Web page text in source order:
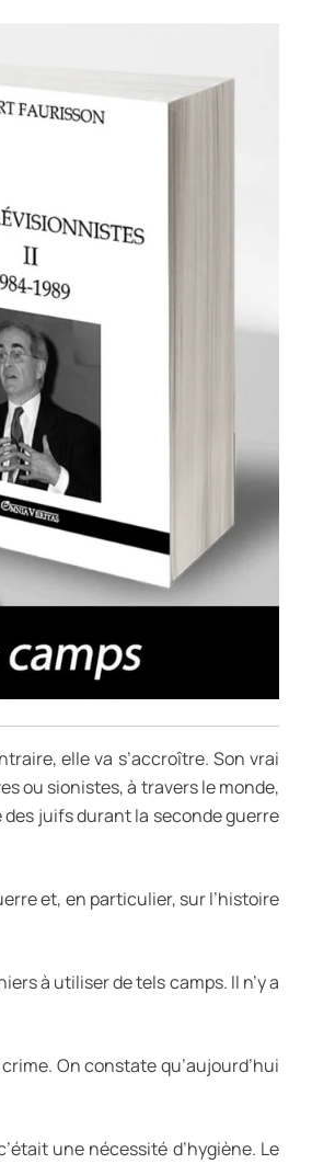
elle va s’accroître. Son vrai
ou sionistes, à travers le monde,
juifs durant la seconde guerre
et, en particulier, sur l’histoire
à utiliser de tels camps. Il n’y a
On constate qu’aujourd’hui
une nécessité d’hygiène. Le